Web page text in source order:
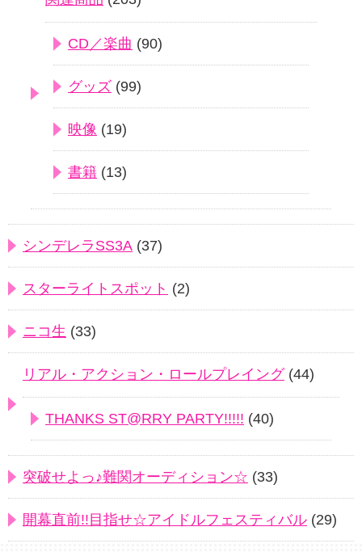
CD／楽曲 (90)
グッズ (99)
映像 (19)
書籍 (13)
シンデレラSS3A (37)
スターライトスポット (2)
ニコ生 (33)
リアル・アクション・ロールプレイング(44)
THANKS ST@RRY PARTY!!!!! (40)
突破せよっ♪難関オーディション☆ (33)
開幕直前!!目指せ☆アイドルフェスティバル (29)